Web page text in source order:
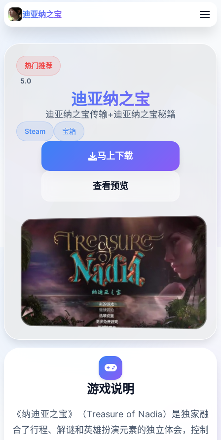
迪亚纳之宝
热门推荐
5.0
迪亚纳之宝
迪亚纳之宝传输+迪亚纳之宝秘籍
Steam 宝箱
马上下载
查看预览
游戏说明
《纳迪亚之宝》（Treasure of Nadia）是独家融
合了行程、解谜和英雄扮演元素的独立体会，控制